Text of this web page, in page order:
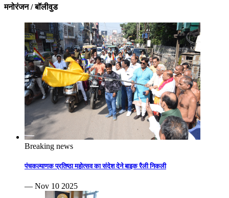
मनोरंजन / बॉलीवुड
Breaking news
पंचकल्याणक प्रतिष्ठा महोत्सव का संदेश देने बाइक रैली निकली
— Nov 10 2025